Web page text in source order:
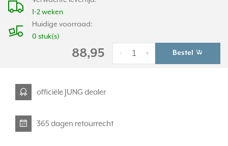
1-2 weken
Huidige voorraad:
0 stuk(s)
88,95 +
- Bestel
officiële JUNG dealer
365 dagen retourrecht